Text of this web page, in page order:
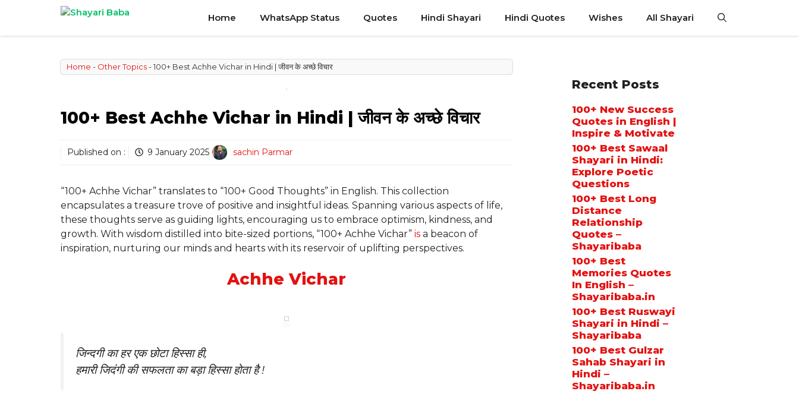
content
Home WhatsApp Status Quotes Hindi Shayari Hindi Quotes Wishes All Shayari
Home - Other Topics-100+ Best Achhe Vichar in Hindi | जीवन के अच्छे विचार
100+ Best Achhe Vichar in Hindi | जीवन के अच्छे विचार
Published on : 9 January 2025 sachin Parmar
“100+ Achhe Vichar” translates to “100+ Good Thoughts” in English. This collection
encapsulates a treasure trove of positive and insightful ideas. Spanning various aspects of life,
these thoughts serve as guiding lights, encouraging us to embrace optimism, kindness, and
growth. With wisdom distilled into bite-sized portions, “100+ Achhe Vichar” is a beacon of
inspiration, nurturing our minds and hearts with its reservoir of uplifting perspectives.
Achhe Vichar
जिन्दगी का हर एक छोटा हिस्सा ही,
हमारी जिदंगी की सफलता का बड़ा हिस्सा होता है !
Recent Posts
100+ New Success
Quotes in English |
Inspire & Motivate
100+ Best Sawaal
Shayari in Hindi:
Explore Poetic
Questions
100+ Best Long
Distance
Relationship
Quotes –
Shayaribaba
100+ Best
Memories Quotes
In English –
Shayaribaba.in
100+ Best Ruswayi
Shayari in Hindi –
Shayaribaba
100+ Best Gulzar
Sahab Shayari in
Hindi –
Shayaribaba.in